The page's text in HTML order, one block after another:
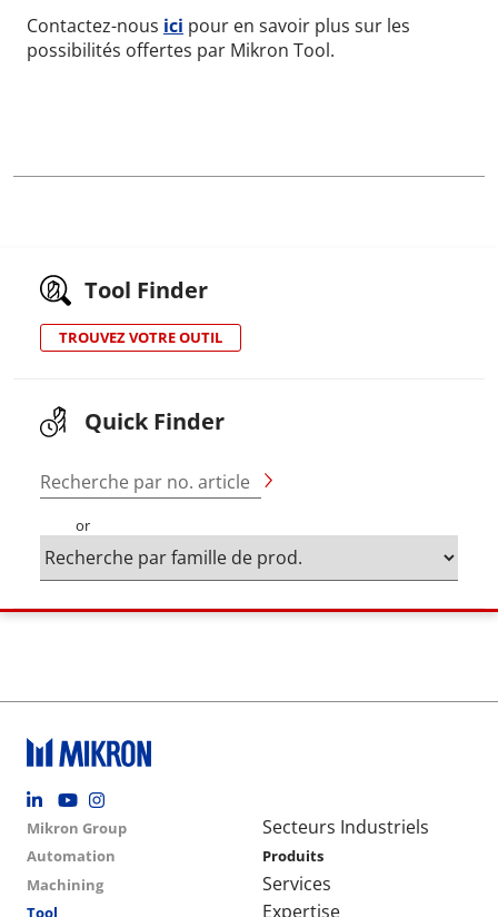
Contactez-nous ici pour en savoir plus sur les
possibilités offertes par Mikron Tool.
Tool Finder
TROUVEZ VOTRE OUTIL
Quick Finder
Recherche par no. article
or
Footer social
Group menu
Mikron Group
Automation
Machining
Tool
Main navigation
Secteurs Industriels
Produits
Services
Expertise